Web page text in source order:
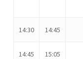
14:30 14:45
14:45 15:05